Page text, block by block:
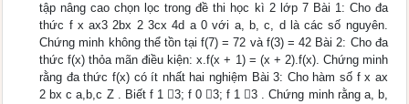
tập nâng cao chọn lọc trong đề thi học kì 2 lớp 7 Bài 1: Cho đa
thức f x ax3 2bx 2 3cx 4d a 0 với a, b, c, d là các số nguyên.
Chứng minh không thể tồn tại f(7) = 72 và f(3) = 42 Bài 2: Cho đa
thức f(x) thỏa mãn điều kiện: x.f(x + 1) = (x + 2).f(x). Chứng minh
rằng đa thức f(x) có ít nhất hai nghiệm Bài 3: Cho hàm số f x ax
2 bx c a,b,c Z . Biết f 1 3; f 0 3; f 1 3 . Chứng minh rằng a, b,